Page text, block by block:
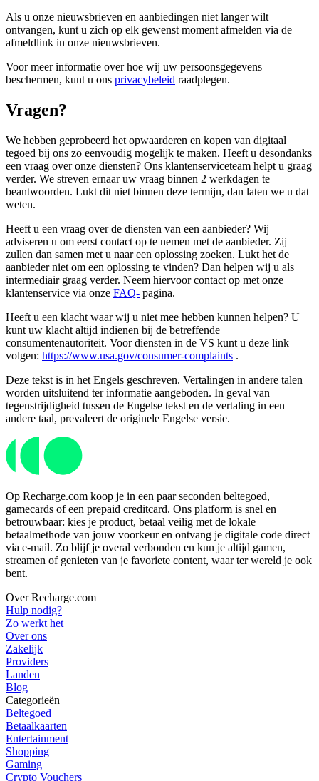
Als u onze nieuwsbrieven en aanbiedingen niet langer wilt
ontvangen, kunt u zich op elk gewenst moment afmelden via de
afmeldlink in onze nieuwsbrieven.
Voor meer informatie over hoe wij uw persoonsgegevens
beschermen, kunt u ons privacybeleid raadplegen.
Vragen?
We hebben geprobeerd het opwaarderen en kopen van digitaal
tegoed bij ons zo eenvoudig mogelijk te maken. Heeft u desondanks
een vraag over onze diensten? Ons klantenserviceteam helpt u graag
verder. We streven ernaar uw vraag binnen 2 werkdagen te
beantwoorden. Lukt dit niet binnen deze termijn, dan laten we u dat
weten.
Heeft u een vraag over de diensten van een aanbieder? Wij
adviseren u om eerst contact op te nemen met de aanbieder. Zij
zullen dan samen met u naar een oplossing zoeken. Lukt het de
aanbieder niet om een ​​oplossing te vinden? Dan helpen wij u als
intermediair graag verder. Neem hiervoor contact op met onze
klantenservice via onze FAQ- pagina.
Heeft u een klacht waar wij u niet mee hebben kunnen helpen? U
kunt uw klacht altijd indienen bij de betreffende
consumentenautoriteit. Voor diensten in de VS kunt u deze link
volgen: https://www.usa.gov/consumer-complaints .
Deze tekst is in het Engels geschreven. Vertalingen in andere talen
worden uitsluitend ter informatie aangeboden. In geval van
tegenstrijdigheid tussen de Engelse tekst en de vertaling in een
andere taal, prevaleert de originele Engelse versie.
Op Recharge.com koop je in een paar seconden beltegoed,
gamecards of een prepaid creditcard. Ons platform is snel en
betrouwbaar: kies je product, betaal veilig met de lokale
betaalmethode van jouw voorkeur en ontvang je digitale code direct
via e-mail. Zo blijf je overal verbonden en kun je altijd gamen,
streamen of genieten van je favoriete content, waar ter wereld je ook
bent.
Over Recharge.com
Hulp nodig?
Zo werkt het
Over ons
Zakelijk
Providers
Landen
Blog
Categorieën
Beltegoed
Betaalkaarten
Entertainment
Shopping
Gaming
Crypto Vouchers